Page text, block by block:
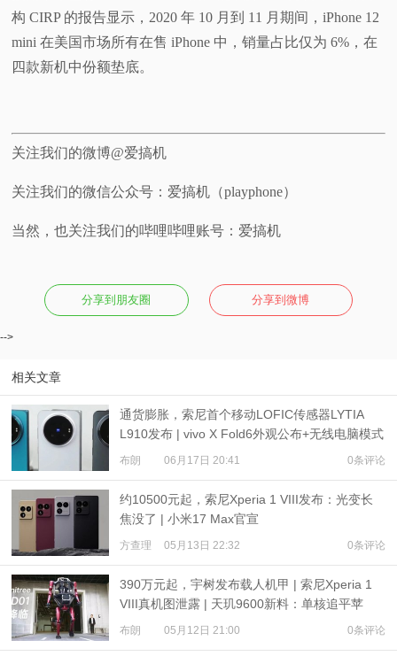
构 CIRP 的报告显示，2020 年 10 月到 11 月期间，iPhone 12
mini 在美国市场所有在售 iPhone 中，销量占比仅为 6%，在
四款新机中份额垫底。
关注我们的微博@爱搞机
关注我们的微信公众号：爱搞机（playphone）
当然，也关注我们的哔哩哔哩账号：爱搞机
分享到朋友圈 分享到微博
-->
相关文章
通货膨胀，索尼首个移动LOFIC传感器LYTIA
L910发布 | vivo X Fold6外观公布+无线电脑模式
布朗 06月17日 20:41 0条评论
约10500元起，索尼Xperia 1 VIII发布：光变长
焦没了 | 小米17 Max官宣
方查理 05月13日 22:32 0条评论
390万元起，宇树发布载人机甲 | 索尼Xperia 1
VIII真机图泄露 | 天玑9600新料：单核追平苹
果？
布朗 05月12日 21:00 0条评论